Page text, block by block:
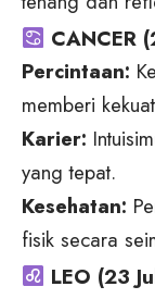
CANCER
Percintaan:
memberi
Karier:
yang tepat.
Kesehatan:
fisik secara
LEO (23